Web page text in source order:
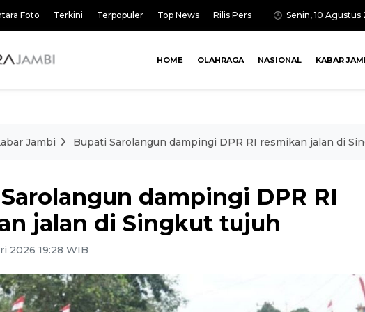
Foto Terkini Terpopuler Top News Rilis Pers Senin, 10 Agustus
HOME OLAHRAGA NASIONAL KABAR
Jambi Bupati Sarolangun dampingi DPR RI resmikan jalan di
dampingi DPR RI
jalan di Singkut tujuh
2026 19:28 WIB